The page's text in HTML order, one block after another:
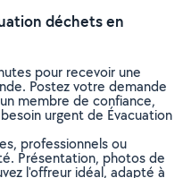
déchets en
pour recevoir une
Postez votre demande
membre de confiance,
urgent de Évacuation
professionnels ou
Présentation, photos de
l'offreur idéal, adapté à